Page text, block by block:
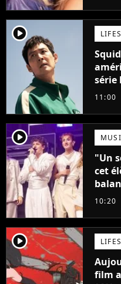
player2
série
11:00
player2
"Un
cet
10:20
player2
film